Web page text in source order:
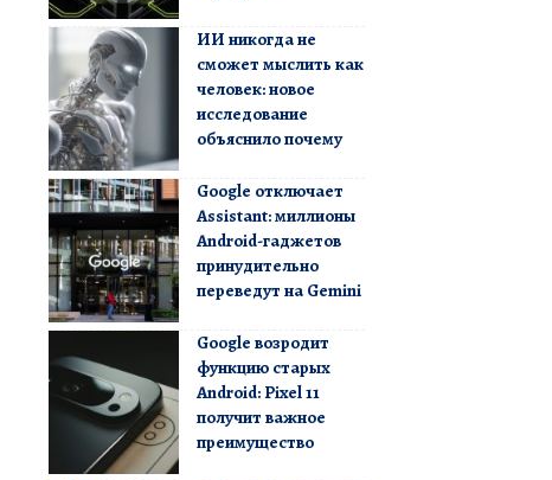
ИИ никогда не
сможет мыслить как
человек: новое
исследование
объяснило почему
Google отключает
Assistant: миллионы
Android-гаджетов
принудительно
переведут на Gemini
Google возродит
функцию старых
Android: Pixel 11
получит важное
преимущество